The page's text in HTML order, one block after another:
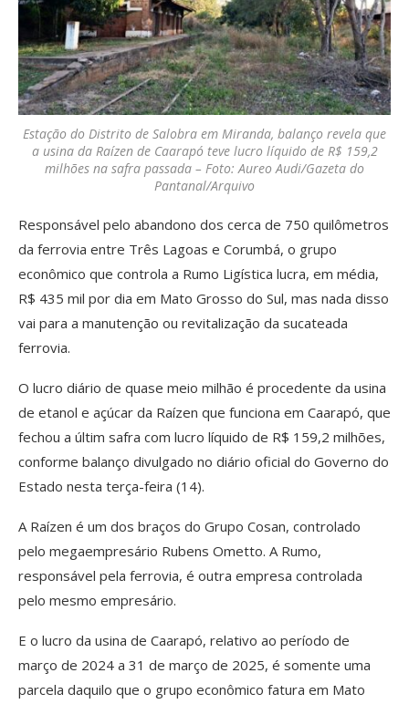
Estação do Distrito de Salobra em Miranda, balanço revela que
a usina da Raízen de Caarapó teve lucro líquido de R$ 159,2
milhões na safra passada – Foto: Aureo Audi/Gazeta do
Pantanal/Arquivo
Responsável pelo abandono dos cerca de 750 quilômetros
da ferrovia entre Três Lagoas e Corumbá, o grupo
econômico que controla a Rumo Ligística lucra, em média,
R$ 435 mil por dia em Mato Grosso do Sul, mas nada disso
vai para a manutenção ou revitalização da sucateada
ferrovia.
O lucro diário de quase meio milhão é procedente da usina
de etanol e açúcar da Raízen que funciona em Caarapó, que
fechou a últim safra com lucro líquido de R$ 159,2 milhões,
conforme balanço divulgado no diário oficial do Governo do
Estado nesta terça-feira (14).
A Raízen é um dos braços do Grupo Cosan, controlado
pelo megaempresário Rubens Ometto. A Rumo,
responsável pela ferrovia, é outra empresa controlada
pelo mesmo empresário.
E o lucro da usina de Caarapó, relativo ao período de
março de 2024 a 31 de março de 2025, é somente uma
parcela daquilo que o grupo econômico fatura em Mato